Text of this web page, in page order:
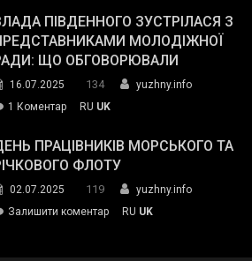
окупанти.
Маємо
діяти
команда
Південного
провів
інспекцію
укриття
ПІВДЕННОГО ЗУСТРІЛАСЯ З
МОЛОДІЖНОЇ
ЩО ОБГОВОРЮВАЛИ
16.07.2025 134
yuzhny.info
1 Коментардо
Південного
зустрілася
представниками
молодіжної
RU UK
ПРАЦІВНИКІВ МОРСЬКОГО ТА
ФЛОТУ
02.07.2025 119
yuzhny.info
Залишити коментарon
RU UK